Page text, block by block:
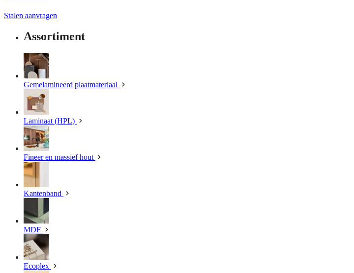
Stalen aanvragen
Assortiment
Gemelamineerd plaatmateriaal
Laminaat (HPL)
Fineer en massief hout
Kantenband
MDF
Ecoplex